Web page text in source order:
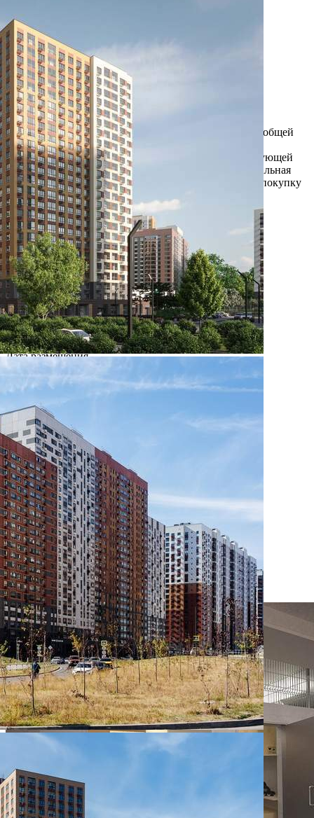
117644 - Г. ВИДНОЕ,
ПОСЕЛОК БИТЦА,
ЮЖНЫЙ БУЛЬВАР, Д.5
Москва / Московская обл
Получить контакты Посмотреть на карте
Прямая продажа от застройщика! Кладовая номер 66 общей
площадью 4.3 кв. м на 1-м этаже в Южная Битца.
Дополнительная скидка 2% на покупку 2-й и последующей
недвижимости: для клиентов предоставляется специальная
скидка до 2%. Скидку на вторую или последующую покупку
можно получить при приобретении первого объ...
148 (+1)
Навигация
Характеристики
О помещении
Где находится
Контакты
Другие объявления
Характеристики помещения
№ объявления
117644
Дата размещения
29.08.2025
Видное
Адрес
поселок Битца, Южный бульвар, д.5
Расположено
Этаж
1
Предлагается
Продажа
Желаемый / подходящий вид деятельности
Не указано
Назначение
Не указано
Размер площади (м2)
4.3
Цена за помещение
528 900 руб.
О помещении